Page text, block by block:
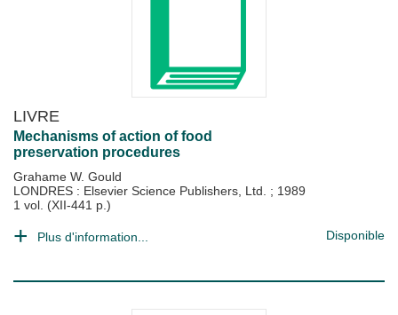
LIVRE
Mechanisms of action of food
preservation procedures
Grahame W. Gould
LONDRES : Elsevier Science Publishers, Ltd. ; 1989
1 vol. (XII-441 p.)
Plus d'information... Disponible